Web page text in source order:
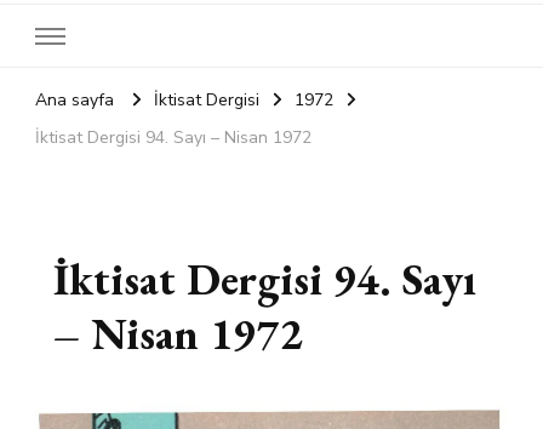
Ana sayfa İktisat Dergisi
1972
İktisat Dergisi 94. Sayı – Nisan 1972
İktisat Dergisi 94. Sayı
– Nisan 1972